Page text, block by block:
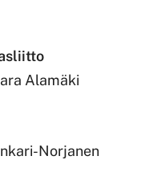
Alamäki
Norjanen